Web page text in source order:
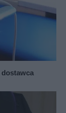
dostawca